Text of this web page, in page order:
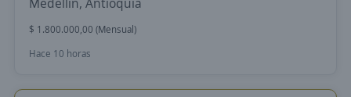
$ 1.800.000,00 (Mensual)
Hace 10 horas